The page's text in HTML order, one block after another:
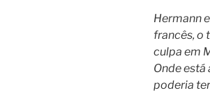
Hermann
francês, o
culpa em
Onde está
poderia